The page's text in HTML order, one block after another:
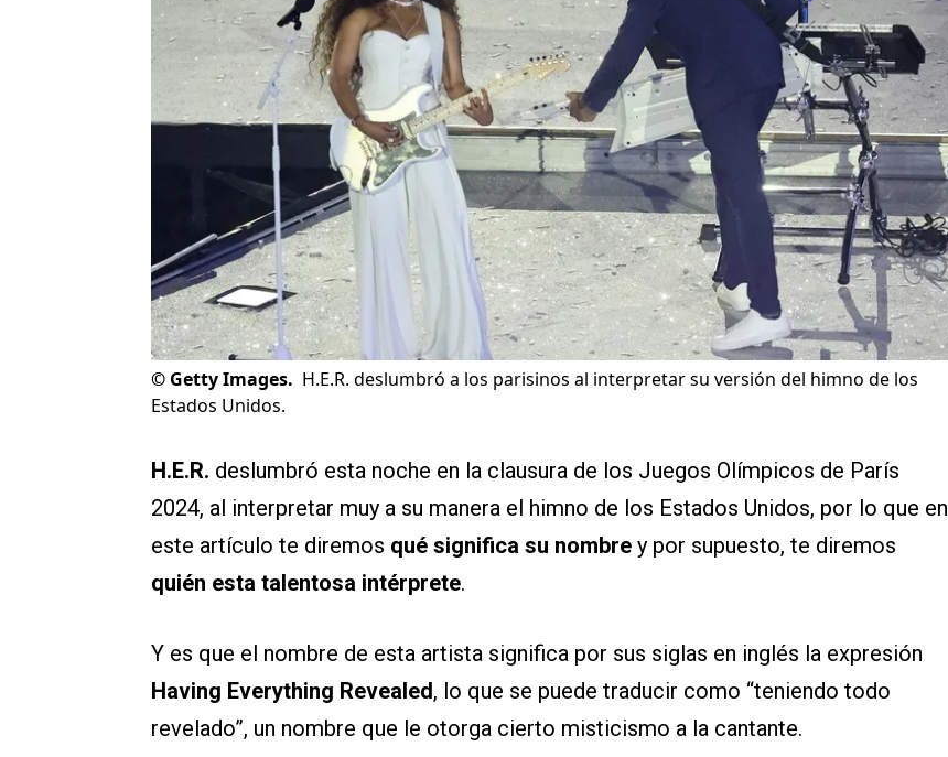
© Getty Images. H.E.R. deslumbró a los parisinos al interpretar su versión del himno de los
Estados Unidos.
H.E.R. deslumbró esta noche en la clausura de los Juegos Olímpicos de París
2024, al interpretar muy a su manera el himno de los Estados Unidos, por lo que en
este artículo te diremos qué significa su nombre y por supuesto, te diremos
quién esta talentosa intérprete.
Y es que el nombre de esta artista significa por sus siglas en inglés la expresión
Having Everything Revealed, lo que se puede traducir como “teniendo todo
revelado”, un nombre que le otorga cierto misticismo a la cantante.